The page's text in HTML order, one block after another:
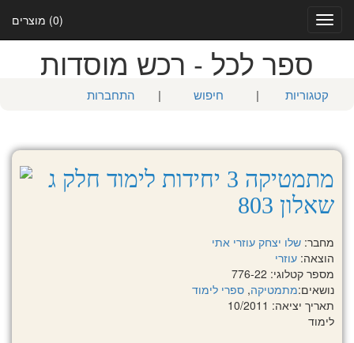
(0) מוצרים
Toggle
navigation
ספר לכל - רכש מוסדות
קטגוריות | חיפוש | התחברות
מתמטיקה 3 יחידות לימוד חלק ג
שאלון 803
מחבר: שלו יצחק עוזרי אתי
הוצאה: עוזרי
מספר קטלוגי: 776-22
נושאים:מתמטיקה, ספרי לימוד
תאריך יציאה: 10/2011
לימוד